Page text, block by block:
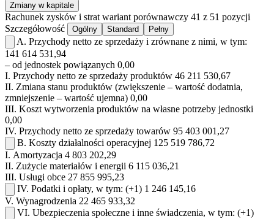
Zmiany w kapitale
Rachunek zysków i strat wariant porównawczy 41 z 51 pozycji
Szczegółowość
Ogólny Standard Pełny
A. Przychody netto ze sprzedaży i zrównane z nimi, w tym:
141 614 531,94
– od jednostek powiązanych 0,00
I. Przychody netto ze sprzedaży produktów 46 211 530,67
II. Zmiana stanu produktów (zwiększenie – wartość dodatnia,
zmniejszenie – wartość ujemna) 0,00
III. Koszt wytworzenia produktów na własne potrzeby jednostki
0,00
IV. Przychody netto ze sprzedaży towarów 95 403 001,27
B. Koszty działalności operacyjnej 125 519 786,72
I. Amortyzacja 4 803 202,29
II. Zużycie materiałów i energii 6 115 036,21
III. Usługi obce 27 855 995,23
IV. Podatki i opłaty, w tym: (+1) 1 246 145,16
V. Wynagrodzenia 22 465 933,32
VI. Ubezpieczenia społeczne i inne świadczenia, w tym: (+1)